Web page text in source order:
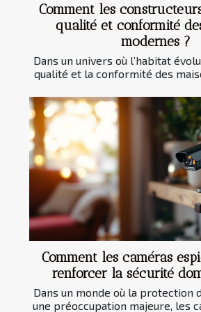
Comment les
qualité et conformité
modernes ?
Dans un univers où l’habitat
qualité et la conformité des
Comment les caméras
renforcer la sécurité
Dans un monde où la protection
une préoccupation majeure, les